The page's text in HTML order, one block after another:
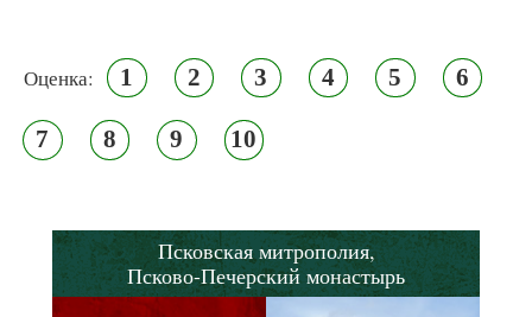
Оценка: 1 2 3 4 5 6
7 8 9 10
Псковская митрополия,
Псково-Печерский монастырь